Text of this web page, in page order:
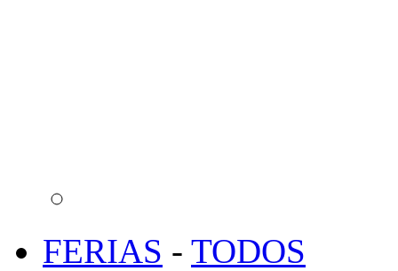
FERIAS - TODOS